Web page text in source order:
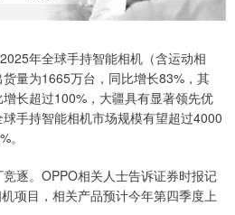
年全球手持智能相机（含运动相
量为1665万台，同比增长83%，其
长超过100%，大疆具有显著领先优
手持智能相机市场规模有望超过4000
逐。OPPO相关人士告诉证券时报记
项目，相关产品预计今年第四季度上